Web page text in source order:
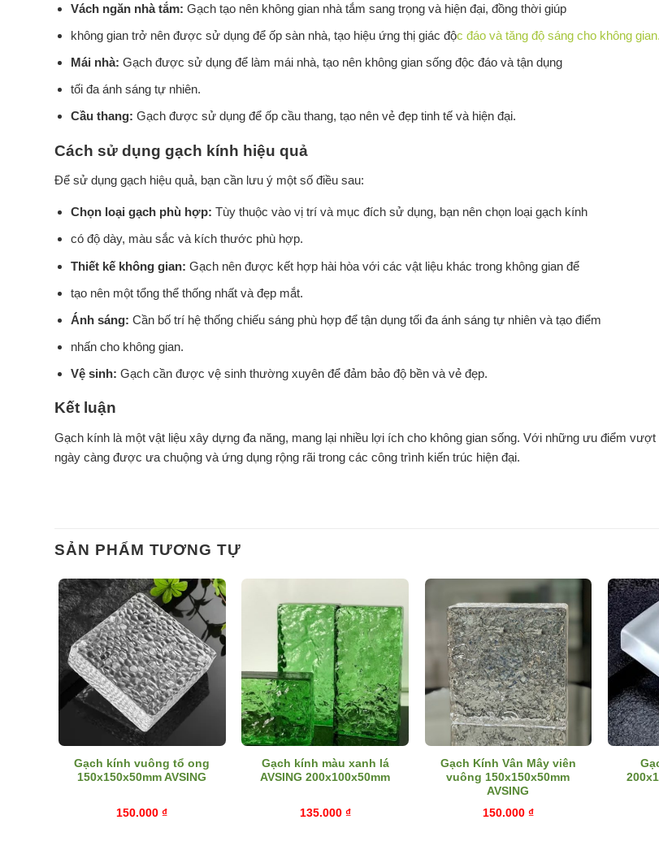
Vách ngăn nhà tắm: Gạch tạo nên không gian nhà tắm sang trọng và hiện đại, đồng thời giúp
không gian trở nên được sử dụng để ốp sàn nhà, tạo hiệu ứng thị giác độc đáo và tăng độ sáng cho không gian.
Mái nhà: Gạch được sử dụng để làm mái nhà, tạo nên không gian sống độc đáo và tận dụng
tối đa ánh sáng tự nhiên.
Cầu thang: Gạch được sử dụng để ốp cầu thang, tạo nên vẻ đẹp tinh tế và hiện đại.
Cách sử dụng gạch kính hiệu quả
Để sử dụng gạch hiệu quả, bạn cần lưu ý một số điều sau:
Chọn loại gạch phù hợp: Tùy thuộc vào vị trí và mục đích sử dụng, bạn nên chọn loại gạch kính
có độ dày, màu sắc và kích thước phù hợp.
Thiết kế không gian: Gạch nên được kết hợp hài hòa với các vật liệu khác trong không gian để
tạo nên một tổng thể thống nhất và đẹp mắt.
Ánh sáng: Cần bố trí hệ thống chiếu sáng phù hợp để tận dụng tối đa ánh sáng tự nhiên và tạo điểm
nhấn cho không gian.
Vệ sinh: Gạch cần được vệ sinh thường xuyên để đảm bảo độ bền và vẻ đẹp.
Kết luận
Gạch kính là một vật liệu xây dựng đa năng, mang lại nhiều lợi ích cho không gian sống. Với những ưu điểm vượt
ngày càng được ưa chuộng và ứng dụng rộng rãi trong các công trình kiến trúc hiện đại.
SẢN PHẨM TƯƠNG TỰ
Gạch kính vuông tổ ong
150x150x50mm AVSING
150.000₫
Gạch kính màu xanh lá
AVSING 200x100x50mm
135.000 ₫
Gạch Kính Vân Mây viên
vuông 150x150x50mm
AVSING
150.000 ₫